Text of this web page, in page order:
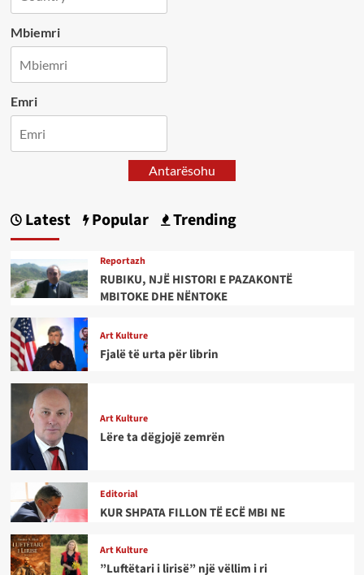
Mbiemri
Emri
Antarësohu
Latest Popular Trending
Reportazh
RUBIKU, NJË HISTORI E PAZAKONTË
MBITOKE DHE NËNTOKE
Art Kulture
Fjalë të urta për librin
Art Kulture
Lëre ta dëgjojë zemrën
Editorial
KUR SHPATA FILLON TË ECË MBI NE
Art Kulture
”Luftëtari i lirisë” një vëllim i ri